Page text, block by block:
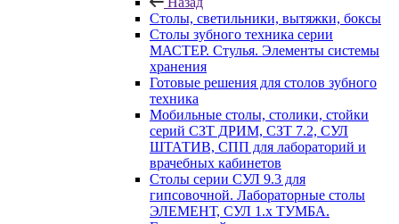
Cтолы, светильники, вытяжки, боксы
Столы зубного техника серии
МАСТЕР. Стулья. Элементы системы
хранения
Готовые решения для столов зубного
техника
Мобильные столы, столики, стойки
серий СЗТ ДРИМ, СЗТ 7.2, СУЛ
ШТАТИВ, СПП для лабораторий и
врачебных кабинетов
Столы серии СУЛ 9.3 для
гипсовочной. Лабораторные столы
ЭЛЕМЕНТ, СУЛ 1.х ТУМБА.